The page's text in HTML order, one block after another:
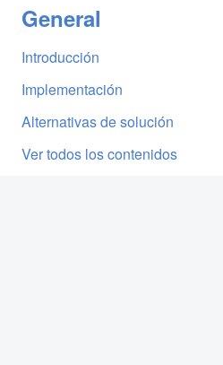
General
Introducción
Implementación
Alternativas de solución
Ver todos los contenidos